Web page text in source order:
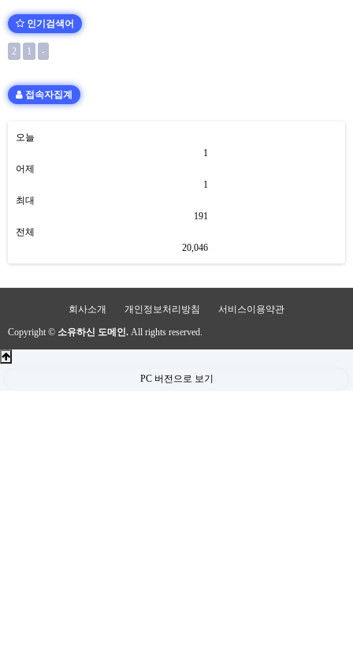
인기검색어
2 1 -
접속자집계
오늘
1
어제
1
최대
191
전체
20,046
회사소개 개인정보처리방침 서비스이용약관
Copyright © 소유하신 도메인. All rights reserved.
PC 버전으로 보기